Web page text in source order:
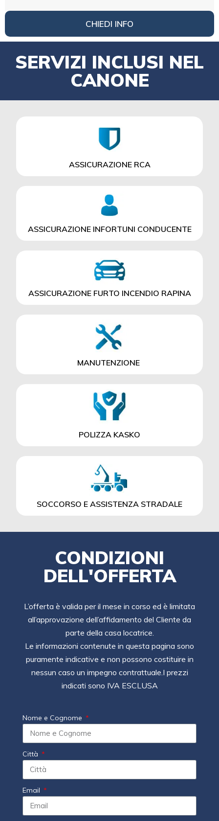
CHIEDI INFO
SERVIZI INCLUSI NEL
CANONE
ASSICURAZIONE RCA
ASSICURAZIONE INFORTUNI CONDUCENTE
ASSICURAZIONE FURTO INCENDIO RAPINA
MANUTENZIONE
POLIZZA KASKO
SOCCORSO E ASSISTENZA STRADALE
CONDIZIONI
DELL'OFFERTA
L’offerta è valida per il mese in corso ed è limitata
all’approvazione dell’affidamento del Cliente da
parte della casa locatrice.
Le informazioni contenute in questa pagina sono
puramente indicative e non possono costituire in
nessun caso un impegno contrattuale.I prezzi
indicati sono IVA ESCLUSA
Nome e Cognome
Città
Email